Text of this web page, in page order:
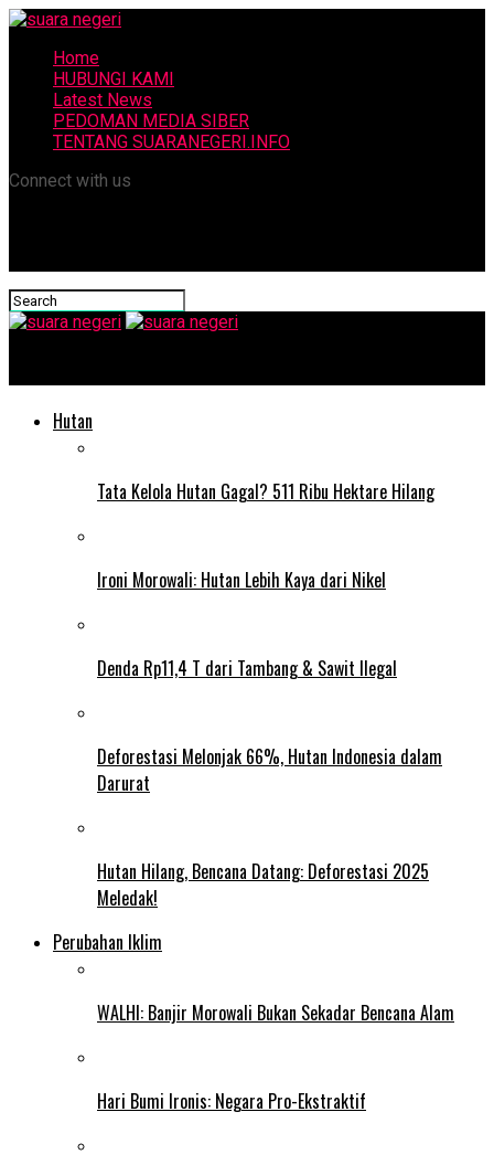
Home
HUBUNGI KAMI
Latest News
PEDOMAN MEDIA SIBER
TENTANG SUARANEGERI.INFO
Connect with us
Hutan
Tata Kelola Hutan Gagal? 511 Ribu Hektare Hilang
Ironi Morowali: Hutan Lebih Kaya dari Nikel
Denda Rp11,4 T dari Tambang & Sawit Ilegal
Deforestasi Melonjak 66%, Hutan Indonesia dalam
Darurat
Hutan Hilang, Bencana Datang: Deforestasi 2025
Meledak!
Perubahan Iklim
WALHI: Banjir Morowali Bukan Sekadar Bencana Alam
Hari Bumi Ironis: Negara Pro-Ekstraktif